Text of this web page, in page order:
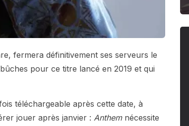
fermera définitivement ses serveurs le
pour ce titre lancé en 2019 et qui
téléchargeable après cette date, à
jouer après janvier : Anthemnécessite